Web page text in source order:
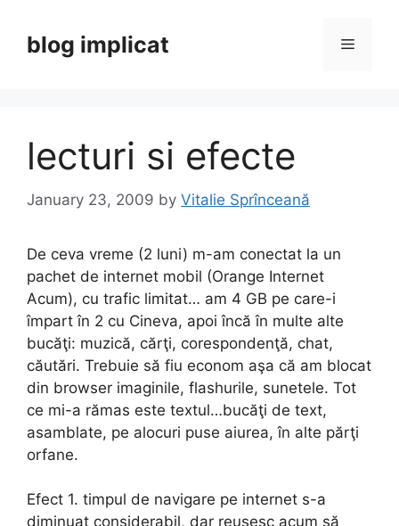
contentblog implicat Menu
lecturi si efecte
January 23, 2009 by Vitalie Sprînceană
De ceva vreme (2 luni) m-am conectat la un
pachet de internet mobil (Orange Internet
Acum), cu trafic limitat… am 4 GB pe care-i
împart în 2 cu Cineva, apoi încă în multe alte
bucăţi: muzică, cărţi, corespondenţă, chat,
căutări. Trebuie să fiu econom aşa că am blocat
din browser imaginile, flashurile, sunetele. Tot
ce mi-a rămas este textul…bucăţi de text,
asamblate, pe alocuri puse aiurea, în alte părţi
orfane.
Efect 1. timpul de navigare pe internet s-a
diminuat considerabil, dar reuşesc acum să